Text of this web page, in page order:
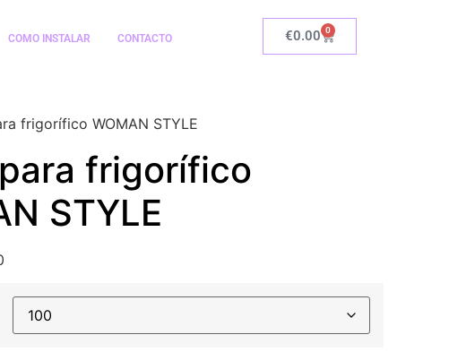
COMO INSTALAR CONTACTO €0.00 0
frigorífico WOMAN STYLE
frigorífico
STYLE